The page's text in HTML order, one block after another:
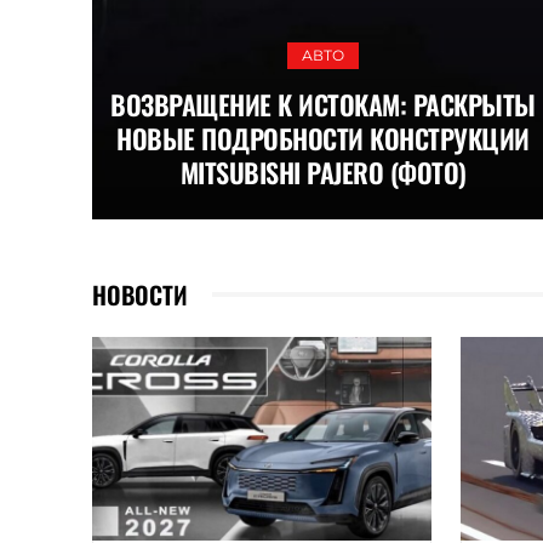
АВТО
ВОЗВРАЩЕНИЕ К ИСТОКАМ: РАСКРЫТЫ
НОВЫЕ ПОДРОБНОСТИ КОНСТРУКЦИИ
MITSUBISHI PAJERO (ФОТО)
НОВОСТИ